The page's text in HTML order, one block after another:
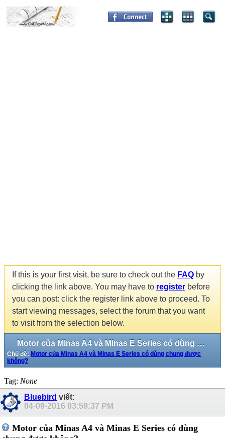
If this is your first visit, be sure to check out the FAQ by
clicking the link above. You may have to register before
you can post: click the register link above to proceed. To
start viewing messages, select the forum that you want
to visit from the selection below.
Motor của Minas A4 và Minas E Series có dùng chung được không?
Chủ đề: Motor của Minas A4 và Minas E Series có dùng chung được
không?
Tag: None
Bluebird viết:
04-09-2016 03:59:37 PM
Motor của Minas A4 và Minas E Series có dùng